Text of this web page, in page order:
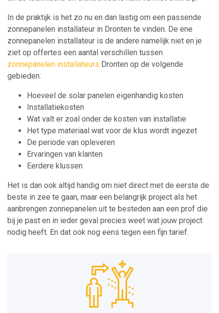
In de praktijk is het zo nu en dan lastig om een passende
zonnepanelen installateur in Dronten te vinden. De ene
zonnepanelen installateur is de andere namelijk niet en je
ziet op offertes een aantal verschillen tussen
zonnepanelen installateurs Dronten op de volgende
gebieden:
Hoeveel de solar panelen eigenhandig kosten
Installatiekosten
Wat valt er zoal onder de kosten van installatie
Het type materiaal wat voor de klus wordt ingezet
De periode van opleveren
Ervaringen van klanten
Eerdere klussen
Het is dan ook altijd handig om niet direct met de eerste de
beste in zee te gaan, maar een belangrijk project als het
aanbrengen zonnepanelen uit te besteden aan een prof die
bij je past en in ieder geval precies weet wat jouw project
nodig heeft. En dat ook nog eens tegen een fijn tarief.